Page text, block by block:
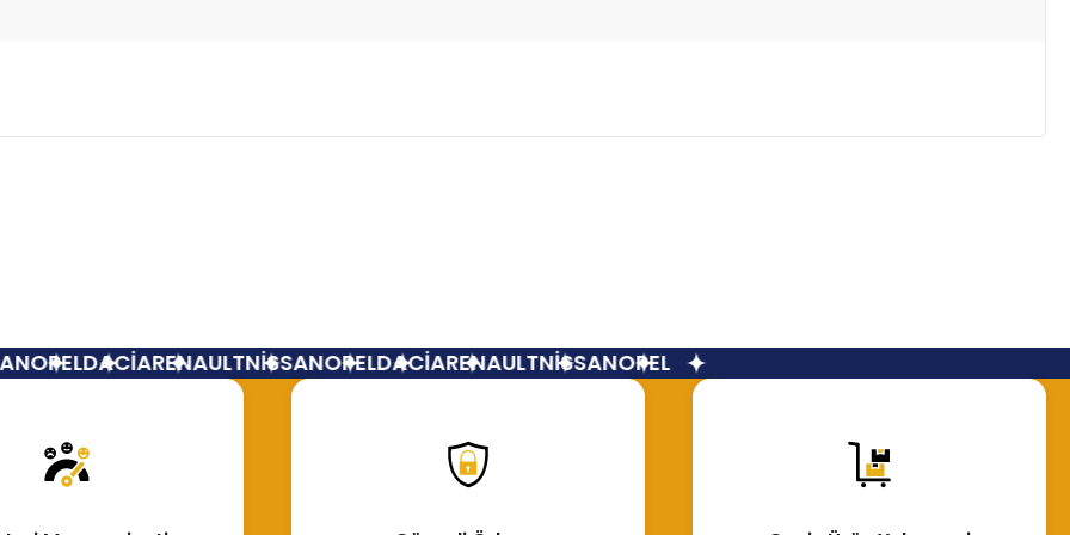
OPELDACİARENAULTNİSSANOPELDACİARENAULTNİSSANOPEL